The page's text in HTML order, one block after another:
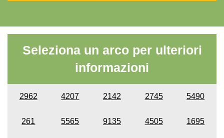
Seleziona un arco per ulteriori
informazioni
2962 4207 2142 2745 5490
261 5565 9135 4505 1695